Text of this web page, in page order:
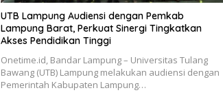
UTB Lampung Audiensi dengan Pemkab
Lampung Barat, Perkuat Sinergi Tingkatkan
Akses Pendidikan Tinggi
Onetime.id, Bandar Lampung – Universitas Tulang
Bawang (UTB) Lampung melakukan audiensi dengan
Pemerintah Kabupaten Lampung…